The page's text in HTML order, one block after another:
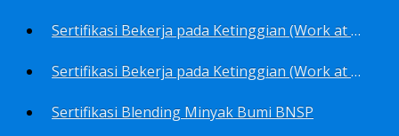
Sertifikasi Bekerja pada Ketinggian (Work at Height)-Competency person (TKPK-TK3) BNSP
Sertifikasi Bekerja pada Ketinggian (Work at Height)-Pekerja/Standby Person (TKBT-TK2) BNSP
Sertifikasi Blending Minyak Bumi BNSP